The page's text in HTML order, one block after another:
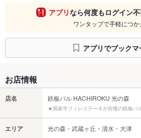
アプリなら何度もログイン
ワンタップで手軽につか
アプリでブックマ
お店情報
店名 鉄板バル HACHIROKU 光の森
★国産牛フィレステーキが自慢の鉄板バ
エリア 光の森・武蔵ヶ丘・清水・大津